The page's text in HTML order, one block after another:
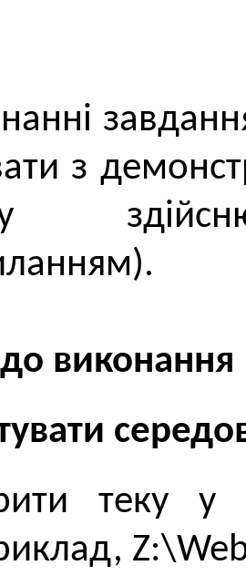
з
виконання
теку у